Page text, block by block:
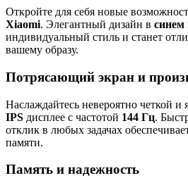
Откройте для себя новые
Xiaomi. Элегантный дизайн в синем
индивидуальный стиль и станет
вашему образу.
Потрясающий экран и
Наслаждайтесь невероятно четкой и
IPS дисплее с частотой 144 Гц.
отклик в любых задачах
памяти.
Память и надежность